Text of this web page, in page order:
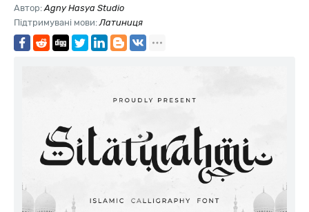
Автор:Agny Hasya Studio
Підтримувані мови:Латиниця